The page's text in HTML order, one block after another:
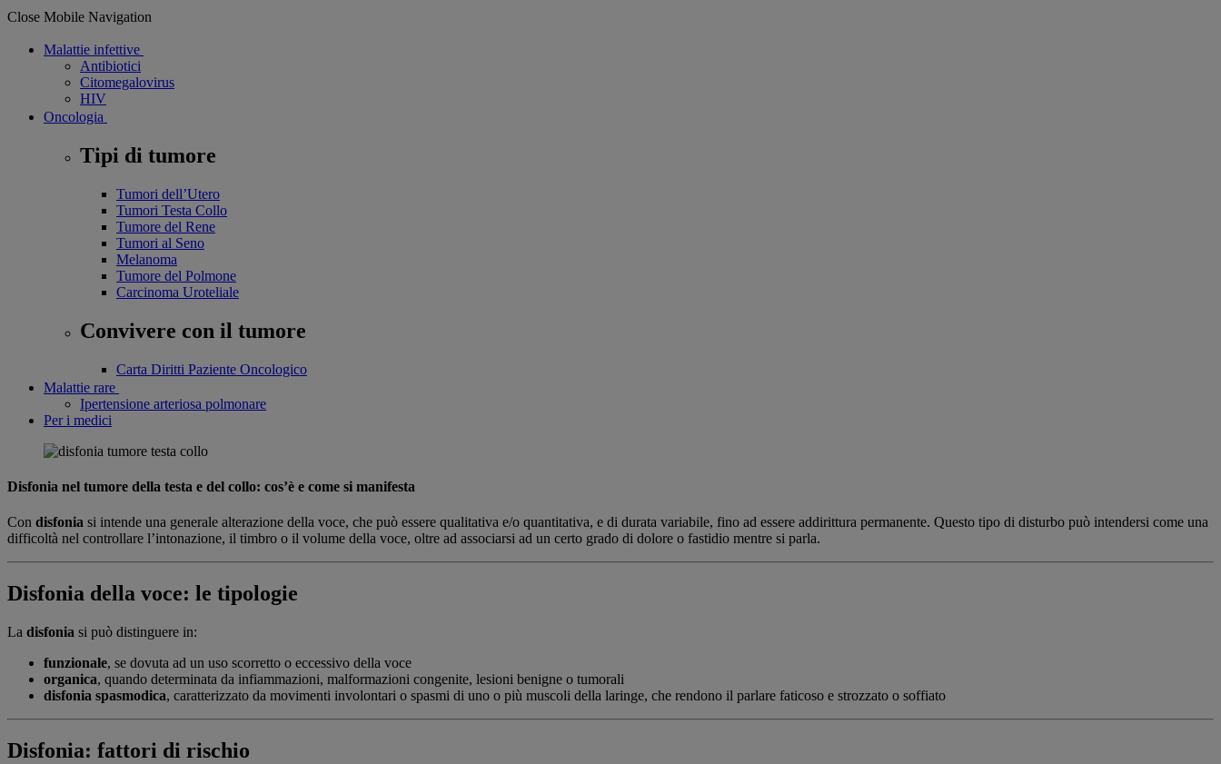
Close Mobile Navigation
Malattie infettive
Antibiotici
Citomegalovirus
HIV
Oncologia
Tipi di tumore
Tumori dell’Utero
Tumori Testa Collo
Tumore del Rene
Tumori al Seno
Melanoma
Tumore del Polmone
Carcinoma Uroteliale
Convivere con il tumore
Carta Diritti Paziente Oncologico
Malattie rare
Ipertensione arteriosa polmonare
Per i medici
Disfonia nel tumore della testa e del collo: cos’è e come si manifesta
Con disfonia si intende una generale alterazione della voce, che può essere qualitativa e/o quantitativa, e di durata variabile, fino ad essere addirittura permanente. Questo tipo di disturbo può intendersi come una
difficoltà nel controllare l’intonazione, il timbro o il volume della voce, oltre ad associarsi ad un certo grado di dolore o fastidio mentre si parla.
Disfonia della voce: le tipologie
La disfonia si può distinguere in:
funzionale, se dovuta ad un uso scorretto o eccessivo della voce
organica, quando determinata da infiammazioni, malformazioni congenite, lesioni benigne o tumorali
disfonia spasmodica, caratterizzato da movimenti involontari o spasmi di uno o più muscoli della laringe, che rendono il parlare faticoso e strozzato o soffiato
Disfonia: fattori di rischio